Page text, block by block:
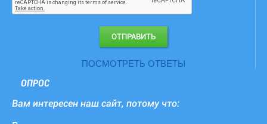
ПОСМОТРЕТЬ ОТВЕТЫ
ОПРОС
Вам интересен наш сайт, потому что: